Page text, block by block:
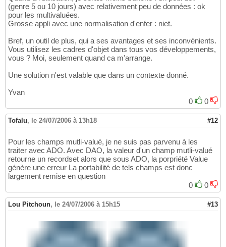
(genre 5 ou 10 jours) avec relativement peu de données : ok
pour les multivaluées.
Grosse appli avec une normalisation d'enfer : niet.
Bref, un outil de plus, qui a ses avantages et ses inconvénients.
Vous utilisez les cadres d'objet dans tous vos développements,
vous ? Moi, seulement quand ca m'arrange.
Une solution n'est valable que dans un contexte donné.
Yvan
0
0
Tofalu, le 24/07/2006 à 13h18 #12
Pour les champs mutli-valué, je ne suis pas parvenu à les
traiter avec ADO. Avec DAO, la valeur d'un champ mutli-valué
retourne un recordset alors que sous ADO, la porpriété Value
génère une erreur La portabilité de tels champs est donc
largement remise en question
0
0
Lou Pitchoun, le 24/07/2006 à 15h15 #13